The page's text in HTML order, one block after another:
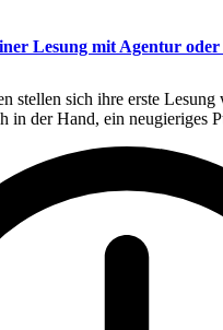
Lesung mit Agentur oder
stellen sich ihre erste Lesung
in der Hand, ein neugieriges